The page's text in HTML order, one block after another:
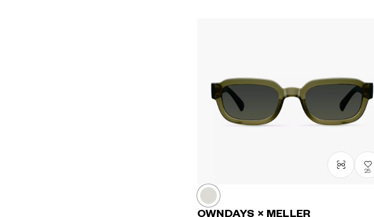
25
OWNDAYS × MELLER